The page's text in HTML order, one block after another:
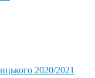
2020/2021